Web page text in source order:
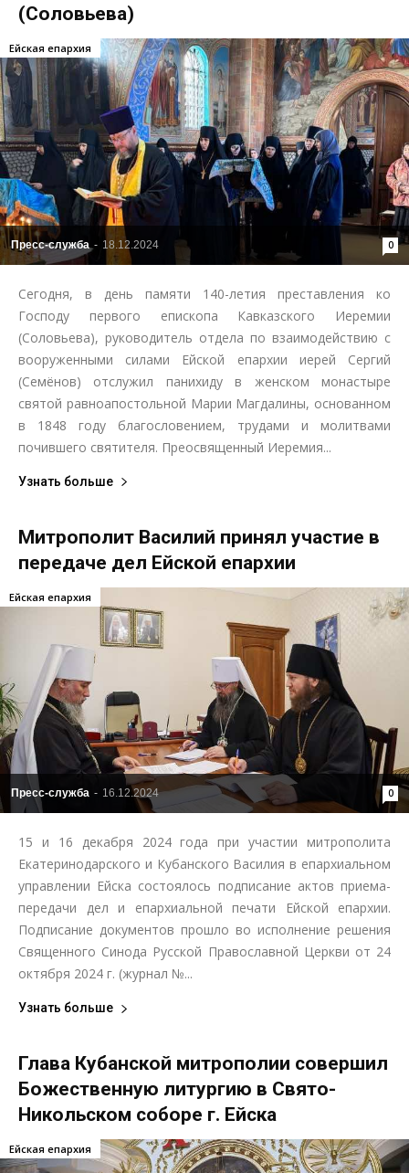
(Соловьева)
Пресс-служба - 18.12.2024 0
Ейская епархия
Сегодня, в день памяти 140-летия преставления ко
Господу первого епископа Кавказского Иеремии
(Соловьева), руководитель отдела по взаимодействию с
вооруженными силами Ейской епархии иерей Сергий
(Семёнов) отслужил панихиду в женском монастыре
святой равноапостольной Марии Магдалины, основанном
в 1848 году благословением, трудами и молитвами
почившего святителя. Преосвященный Иеремия...
Узнать больше
Митрополит Василий принял участие в
передаче дел Ейской епархии
Пресс-служба - 16.12.2024 0
Ейская епархия
15 и 16 декабря 2024 года при участии митрополита
Екатеринодарского и Кубанского Василия в епархиальном
управлении Ейска состоялось подписание актов приема-
передачи дел и епархиальной печати Ейской епархии.
Подписание документов прошло во исполнение решения
Священного Синода Русской Православной Церкви от 24
октября 2024 г. (журнал №...
Узнать больше
Глава Кубанской митрополии совершил
Божественную литургию в Свято-
Никольском соборе г. Ейска
Ейская епархия